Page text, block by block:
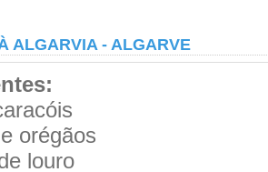
ALGARVIA - ALGARVE
orégãos
louro